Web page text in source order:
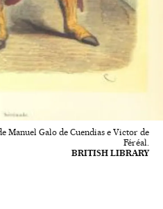
Manuel Galo de Cuendias e Victor de
Féréal.
BRITISH LIBRARY